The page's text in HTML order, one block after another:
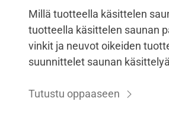
Millä tuotteella käsittelen
tuotteella käsittelen saunan
vinkit ja neuvot oikeiden
suunnittelet saunan
Tutustu oppaaseen